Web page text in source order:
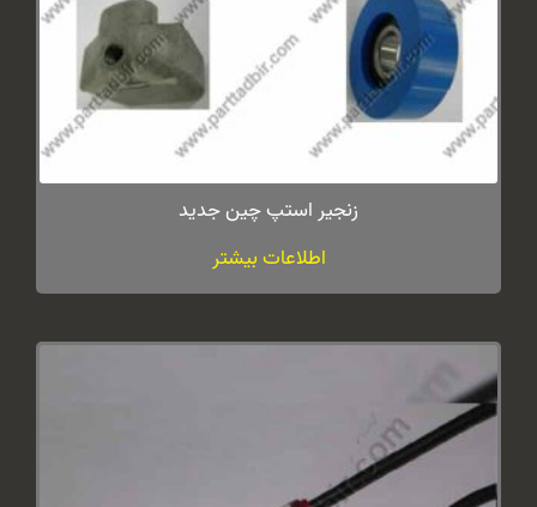
زنجیر استپ چین جدید
اطلاعات بیشتر